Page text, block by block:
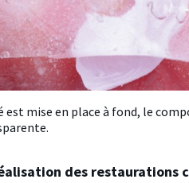
est mise en place à fond, le
des restaurations